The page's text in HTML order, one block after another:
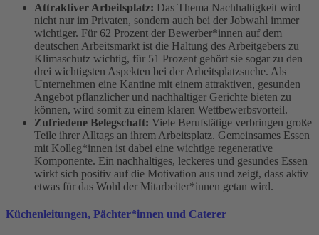
Attraktiver Arbeitsplatz: Das Thema Nachhaltigkeit wird
nicht nur im Privaten, sondern auch bei der Jobwahl immer
wichtiger. Für 62 Prozent der Bewerber*innen auf dem
deutschen Arbeitsmarkt ist die Haltung des Arbeitgebers zu
Klimaschutz wichtig, für 51 Prozent gehört sie sogar zu den
drei wichtigsten Aspekten bei der Arbeitsplatzsuche. Als
Unternehmen eine Kantine mit einem attraktiven, gesunden
Angebot pflanzlicher und nachhaltiger Gerichte bieten zu
können, wird somit zu einem klaren Wettbewerbsvorteil.
Zufriedene Belegschaft: Viele Berufstätige verbringen große
Teile ihrer Alltags an ihrem Arbeitsplatz. Gemeinsames Essen
mit Kolleg*innen ist dabei eine wichtige regenerative
Komponente. Ein nachhaltiges, leckeres und gesundes Essen
wirkt sich positiv auf die Motivation aus und zeigt, dass aktiv
etwas für das Wohl der Mitarbeiter*innen getan wird.
Küchenleitungen, Pächter*innen und Caterer